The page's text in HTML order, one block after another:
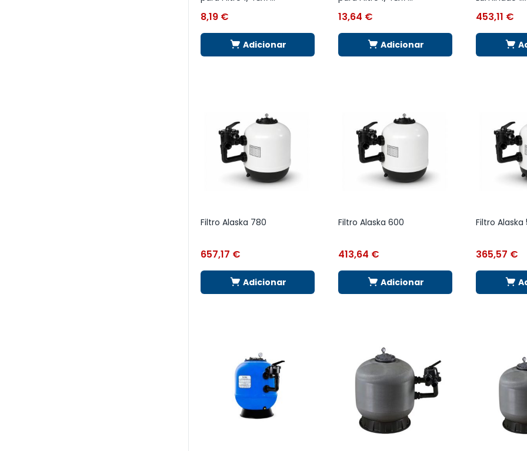
8,19 €
Adicionar
13,64 €
Adicionar
453,11 €
Filtro Alaska 780
657,17 €
Adicionar
Filtro Alaska 600
413,64 €
Adicionar
Filtro Alaska
365,57 €